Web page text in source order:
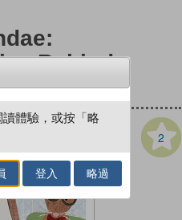
Behind
2
體驗，或按「略
登入 略過